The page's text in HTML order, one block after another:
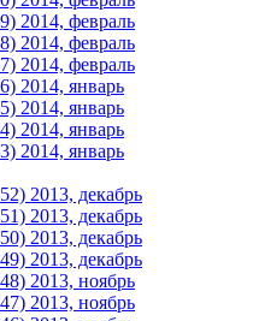
2014, февраль
2014, февраль
2014, февраль
2014, январь
2014, январь
2014, январь
2014, январь
2013, декабрь
2013, декабрь
2013, декабрь
2013, декабрь
2013, ноябрь
2013, ноябрь